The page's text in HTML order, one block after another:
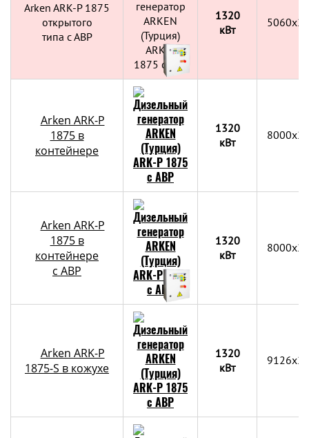
Arken ARK-P 1875
открытого
типа с АВР
1320
кВт
Arken ARK-P
1875 в
контейнере
1320
кВт
Arken ARK-P
1875 в
контейнере
c АВР
1320
кВт
Arken ARK-P
1875-S в кожухе
1320
кВт